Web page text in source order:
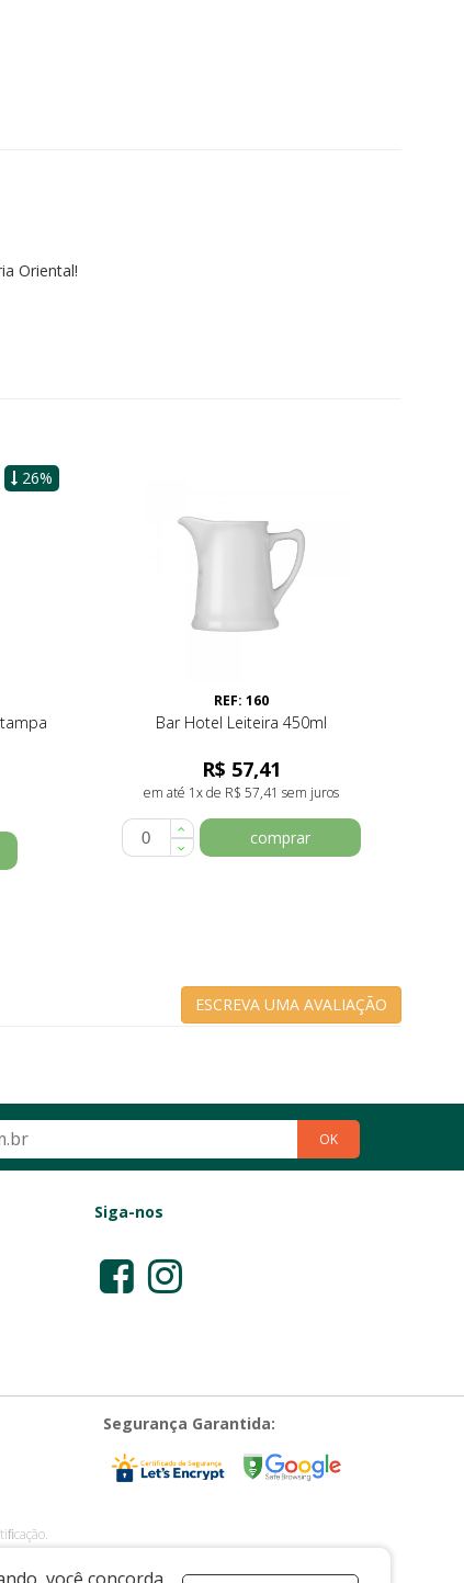
Oriental!
26%
REF: 160
Bar Hotel Leiteira 450ml
R$ 57,41
em até 1x de R$ 57,41 sem juros
comprar
ESCREVA UMA AVALIAÇÃO
OK
Siga-nos
Segurança Garantida: